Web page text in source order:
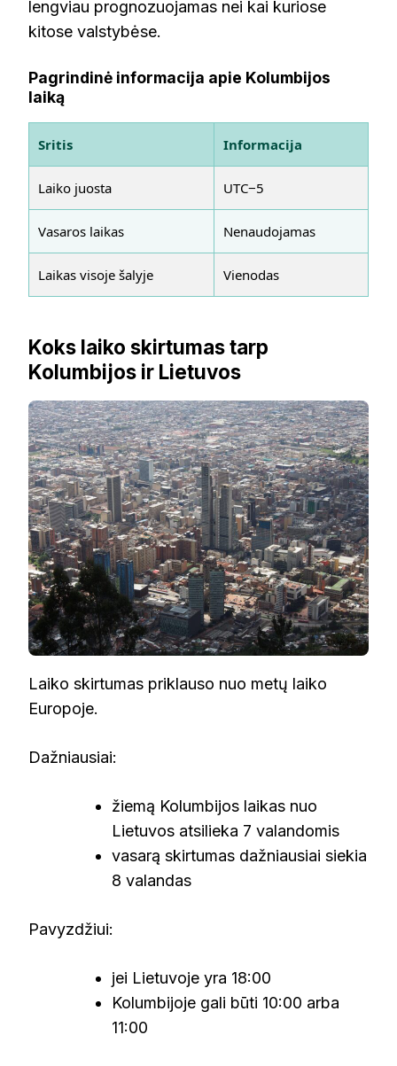
lengviau prognozuojamas nei kai kuriose
kitose valstybėse.
Pagrindinė informacija apie Kolumbijos
laiką
Sritis Informacija
Laiko juosta UTC−5
Vasaros laikas Nenaudojamas
Laikas visoje šalyje Vienodas
Koks laiko skirtumas tarp
Kolumbijos ir Lietuvos
Laiko skirtumas priklauso nuo metų laiko
Europoje.
Dažniausiai:
žiemą Kolumbijos laikas nuo
Lietuvos atsilieka 7 valandomis
vasarą skirtumas dažniausiai siekia
8 valandas
Pavyzdžiui:
jei Lietuvoje yra 18:00
Kolumbijoje gali būti 10:00 arba
11:00